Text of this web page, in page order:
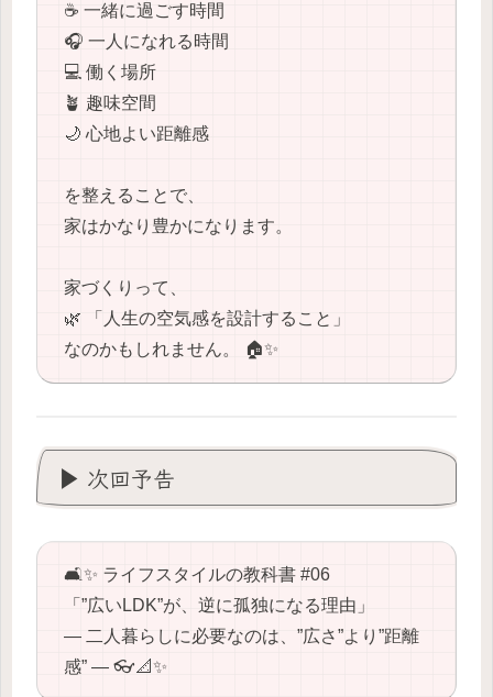
☕ 一緒に過ごす時間
🎧 一人になれる時間
💻 働く場所
🪴 趣味空間
🌙 心地よい距離感
を整えることで、
家はかなり豊かになります。
家づくりって、
🌿 「人生の空気感を設計すること」
なのかもしれません。 🏠✨
▶ 次回予告
🛋️✨ ライフスタイルの教科書 #06
「”広いLDK”が、逆に孤独になる理由」
― 二人暮らしに必要なのは、”広さ”より”距離
感” ― 👓📐✨